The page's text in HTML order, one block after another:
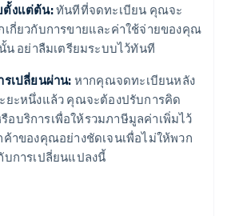
ตั้งแต่ต้น:ทันทีที่จดทะเบียน คุณจะ
เกี่ยวกับการขายและค่าใช้จ่ายของคุณ
น อย่าลืมเตรียมระบบไว้ทันที
รเปลี่ยนผ่าน: หากคุณจดทะเบียนหลัง
ยะหนึ่งแล้ว คุณจะต้องปรับการคิด
บริการเพื่อให้รวมภาษีมูลค่าเพิ่มไว้
าของคุณอย่างชัดเจนเพื่อไม่ให้พวก
บการเปลี่ยนแปลงนี้